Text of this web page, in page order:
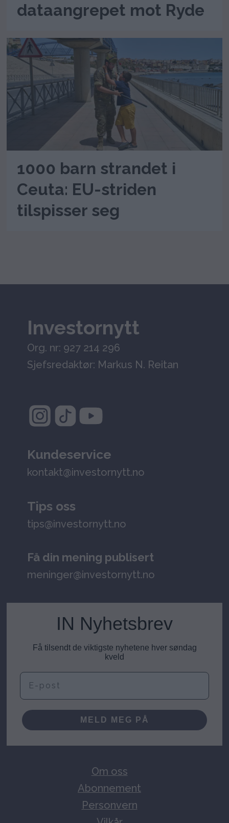
dataangrepet mot Ryde
1000 barn strandet i
Ceuta: EU-striden
tilspisser seg
Investornytt
Org. nr: 927 214 296
Sjefsredaktør: Markus N. Reitan
Kundeservice
kontakt@investornytt.no
Tips oss
tips@investornytt.no
Få din mening publisert
meninger@investornytt.no
IN Nyhetsbrev
Få tilsendt de viktigste nyhetene hver søndag
kveld
E-post
MELD MEG PÅ
Om oss
Abonnement
Personvern